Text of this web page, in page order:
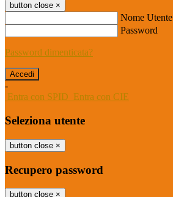
button close ×
Nome Utente
Password
Password dimenticata?
-
Entra con SPID Entra con CIE
Seleziona utente
button close ×
Recupero password
button close ×